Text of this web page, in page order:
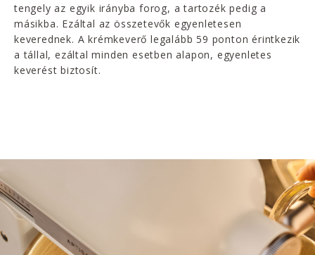
tengely az egyik irányba forog, a tartozék pedig a
másikba. Ezáltal az összetevők egyenletesen
keverednek. A krémkeverő legalább 59 ponton érintkezik
a tállal, ezáltal minden esetben alapon, egyenletes
keverést biztosít.